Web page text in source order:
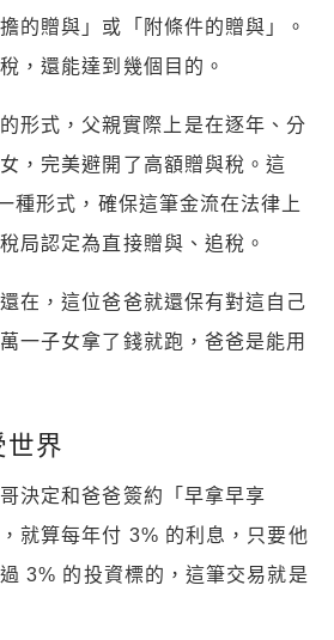
的贈與」或「附條件的贈與」。
，還能達到幾個目的。
形式，父親實際上是在逐年、分
，完美避開了高額贈與稅。這
種形式，確保這筆金流在法律上
局認定為直接贈與、追稅。
在，這位爸爸就還保有對這自己
一子女拿了錢就跑，爸爸是能用
界
決定和爸爸簽約「早拿早享
就算每年付 3% 的利息，只要他
3% 的投資標的，這筆交易就是